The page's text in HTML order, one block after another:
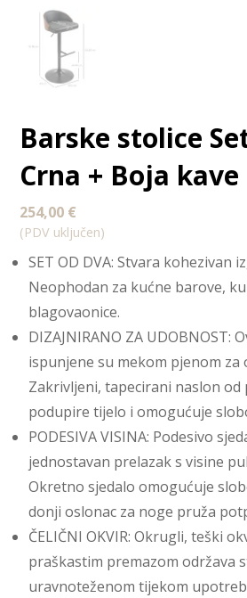
Barske stolice
Crna + Boja kave
254,00 €
(PDV uključen)
SET OD DVA: Stvara kohezivan
Neophodan za kućne barove,
blagovaonice.
DIZAJNIRANO ZA UDOBNOST:
ispunjene su mekom pjenom za
Zakrivljeni, tapecirani naslon od
podupire tijelo i omogućuje
PODESIVA VISINA: Podesivo
jednostavan prelazak s visine
Okretno sjedalo omogućuje
donji oslonac za noge pruža
ČELIČNI OKVIR: Okrugli, teški
praškastim premazom održava
uravnoteženom tijekom